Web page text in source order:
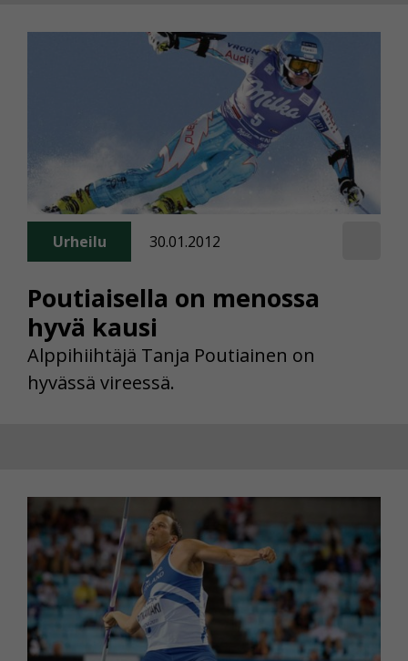
Poutiaisella on menossa
hyvä kausi
Urheilu 30.01.2012
Alppihiihtäjä Tanja Poutiainen on
hyvässä vireessä.